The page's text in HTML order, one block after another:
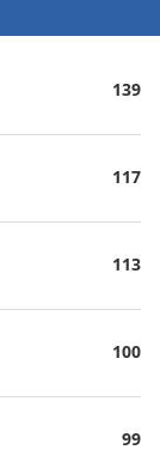
139
117
113
100
99